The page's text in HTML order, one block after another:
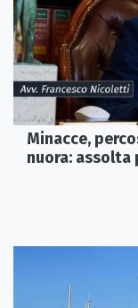
Minacce,
nuora: